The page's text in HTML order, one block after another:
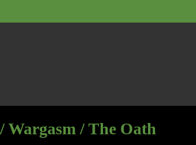
Wargasm / The Oath